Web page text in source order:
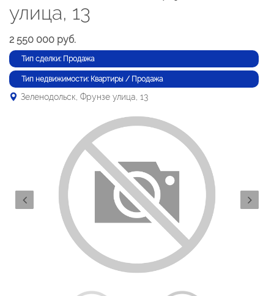
улица, 13
2 550 000 руб.
Тип сделки: Продажа
Тип недвижимости: Квартиры / Продажа
Зеленодольск, Фрунзе улица, 13